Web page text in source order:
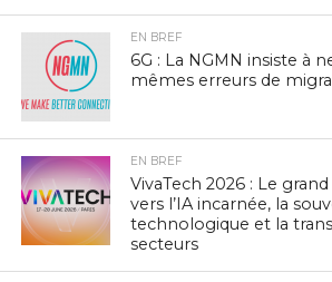
EN BREF
6G : La NGMN insiste à
mêmes erreurs de
EN BREF
VivaTech 2026 : Le
vers l’IA incarnée, la
technologique et la
secteurs